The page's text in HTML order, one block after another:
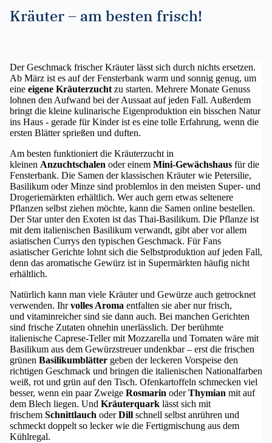
Kräuter – am besten frisch!
Der Geschmack frischer Kräuter lässt sich durch nichts ersetzen.
Ab März ist es auf der Fensterbank warm und sonnig genug, um
eine eigene Kräuterzuchtzu starten. Mehrere Monate Genuss
lohnen den Aufwand bei der Aussaat auf jeden Fall. Außerdem
bringt die kleine kulinarische Eigenproduktion ein bisschen Natur
ins Haus - gerade für Kinder ist es eine tolle Erfahrung, wenn die
ersten Blätter sprießen und duften.
Am besten funktioniert die Kräuterzucht in
kleinen Anzuchtschalen oder einem Mini-Gewächshaus für die
Fensterbank. Die Samen der klassischen Kräuter wie Petersilie,
Basilikum oder Minze sind problemlos in den meisten Super- und
Drogeriemärkten erhältlich. Wer auch gern etwas seltenere
Pflanzen selbst ziehen möchte, kann die Samen online bestellen.
Der Star unter den Exoten ist das Thai-Basilikum. Die Pflanze ist
mit dem italienischen Basilikum verwandt, gibt aber vor allem
asiatischen Currys den typischen Geschmack. Für Fans
asiatischer Gerichte lohnt sich die Selbstproduktion auf jeden Fall,
denn das aromatische Gewürz ist in Supermärkten häufig nicht
erhältlich.
Natürlich kann man viele Kräuter und Gewürze auch getrocknet
verwenden. Ihrvolles Aroma entfalten sie aber nur frisch,
und vitaminreicher sind sie dann auch. Bei manchen Gerichten
sind frische Zutaten ohnehin unerlässlich. Der berühmte
italienische Caprese-Teller mit Mozzarella und Tomaten wäre mit
Basilikum aus dem Gewürzstreuer undenkbar – erst die frischen
grünen Basilikumblätter geben der leckeren Vorspeise den
richtigen Geschmack und bringen die italienischen Nationalfarben
weiß, rot und grün auf den Tisch. Ofenkartoffeln schmecken viel
besser, wenn ein paar Zweige Rosmarin oderThymian mit auf
dem Blech liegen. Und Kräuterquark lässt sich mit
frischem Schnittlauch oderDill schnell selbst anrühren und
schmeckt doppelt so lecker wie die Fertigmischung aus dem
Kühlregal.